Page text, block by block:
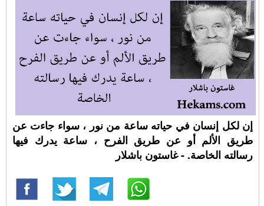
إن لكل إنسان في حياته ساعة من نور ، سواء جاءت عن
طريق الألم أو عن طريق الفرح ، ساعة يدرك فيها
رسالته الخاصة. - غاستون باشلار